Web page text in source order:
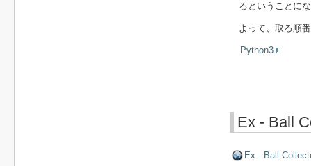
るということに
よって、取る順
Python3
Ex - Ball
Ex - Ball